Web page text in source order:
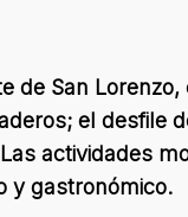
de San
el desfile
actividades
y gastronómico.